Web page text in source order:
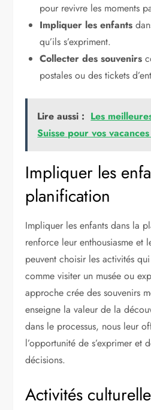
pour revivre les moments
Impliquer les enfants
qu’ils s’expriment.
Collecter des souvenirs
postales ou des tickets
Lire aussi : Les
Suisse pour vos
Impliquer les
planification
Impliquer les enfants dans la
renforce leur enthousiasme et
peuvent choisir les activités
comme visiter un musée ou
approche crée des souvenirs
enseigne la valeur de la
dans le processus, nous leur
l’opportunité de s’exprimer et
décisions.
Activités